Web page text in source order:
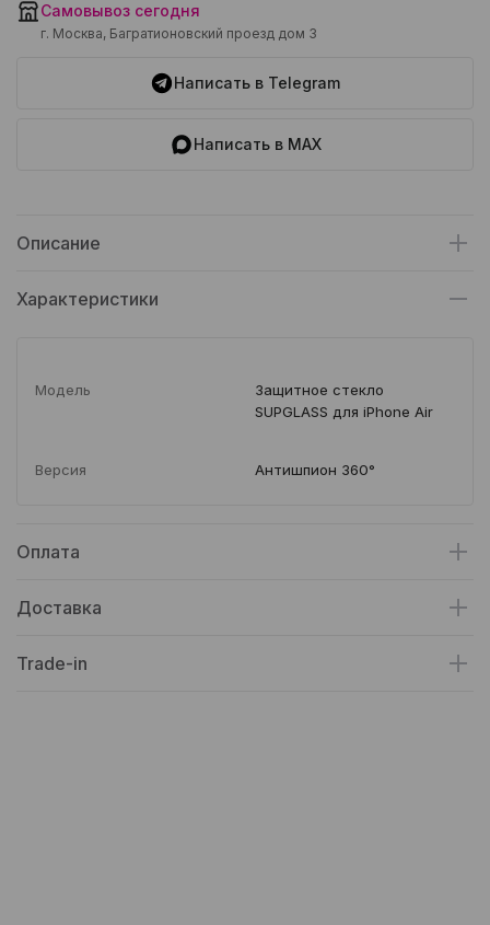
Самовывоз сегодня
г. Москва, Багратионовский проезд дом 3
Написать в Telegram
Написать в MAX
Описание
Характеристики
Модель
Защитное стекло
SUPGLASS для iPhone Air
Версия Антишпион 360°
Оплата
Доставка
Trade-in